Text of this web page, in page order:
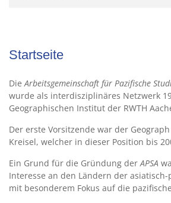
Startseite
DieArbeitsgemeinschaft für Pazifische
wurde als interdisziplinäres Netzwerk
Geographischen Institut der RWTH
Der erste Vorsitzende war der
Kreisel, welcher in dieser Position bis
Ein Grund für die Gründung derAPSA
Interesse an den Ländern der asiatisch-
mit besonderem Fokus auf die